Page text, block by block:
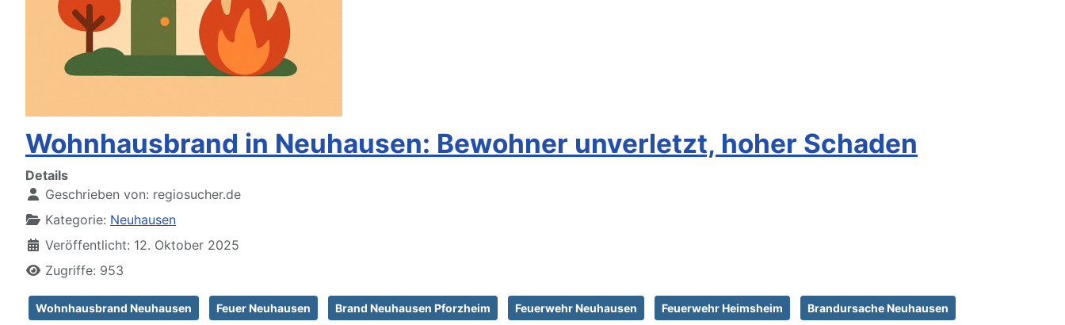
Wohnhausbrand in Neuhausen: Bewohner unverletzt, hoher Schaden
Details
Geschrieben von: regiosucher.de
Kategorie: Neuhausen
Veröffentlicht: 12. Oktober 2025
Zugriffe: 953
Wohnhausbrand Neuhausen Feuer Neuhausen Brand Neuhausen Pforzheim Feuerwehr Neuhausen Feuerwehr Heimsheim Brandursache Neuhausen